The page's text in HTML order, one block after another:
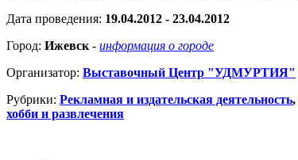
Дата проведения: 19.04.2012 - 23.04.2012
Город: Ижевск - информация о городе
Организатор: Выставочный Центр "УДМУРТИЯ"
Рубрики: Рекламная и издательская деятельность,
хобби и развлечения